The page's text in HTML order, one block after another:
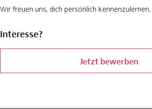
Wir freuen uns, dich persönlich kennenzulernen.
Interesse?
Jetzt bewerben